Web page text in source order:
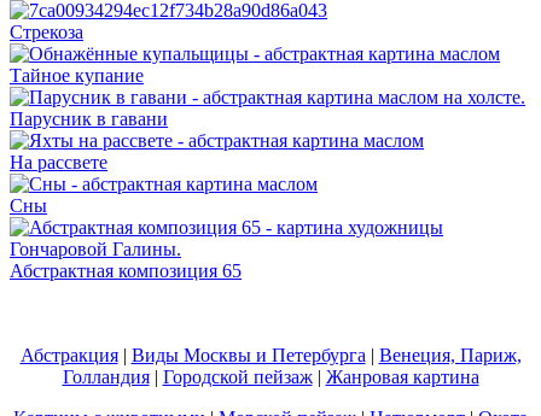
Стрекоза
Тайное купание
Парусник в гавани
На рассвете
Сны
Абстрактная композиция 65
Абстракция| Виды Москвы и Петербурга | Венеция, Париж,
Голландия| Городской пейзаж| Жанровая картина